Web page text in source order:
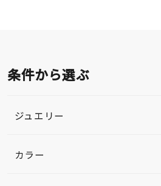
条件から選ぶ
ジュエリー
カラー